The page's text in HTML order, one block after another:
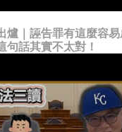
爐｜誣告罪有這麼容
句話其實不太對！